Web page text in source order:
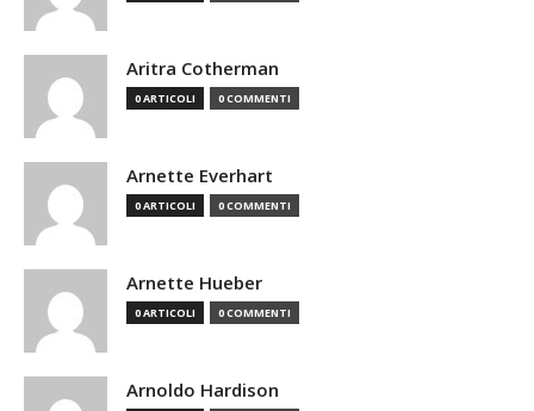
Aritra Cotherman
0 ARTICOLI 0 COMMENTI
Arnette Everhart
0 ARTICOLI 0 COMMENTI
Arnette Hueber
0 ARTICOLI 0 COMMENTI
Arnoldo Hardison